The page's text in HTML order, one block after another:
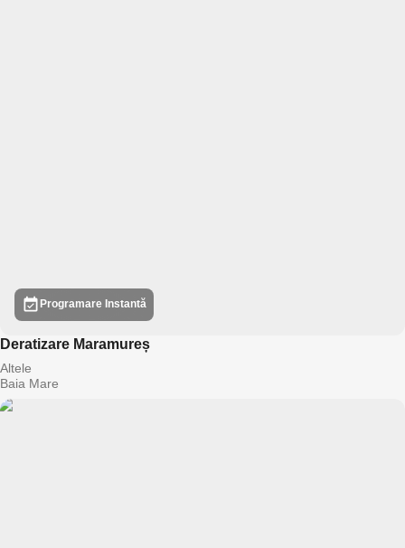
Programare Instantă
Deratizare Maramureș
Altele
Baia Mare